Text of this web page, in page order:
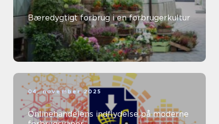
Bæredygtigt forbrug i en forbrugerkultur
04. november 2025
Onlinehandelens indflydelse på moderne